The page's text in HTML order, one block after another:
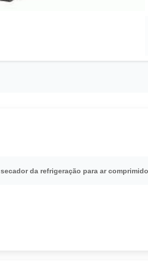
secador da refrigeração para ar comprimido